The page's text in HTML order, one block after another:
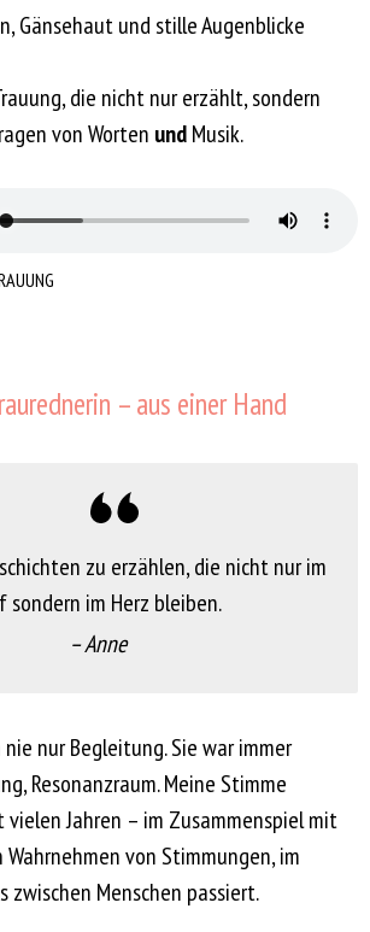
Gänsehaut und stille Augenblicke
die nicht nur erzählt, sondern
von Worten undMusik.
– aus einer Hand
zu erzählen, die nicht nur im
sondern im Herz bleiben.
– Anne
nur Begleitung. Sie war immer
Resonanzraum. Meine Stimme
Jahren – im Zusammenspiel mit
von Stimmungen, im
zwischen Menschen passiert.